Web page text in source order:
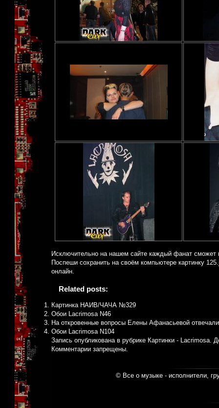
Исключительно на нашем сайте каждый фанат
Поспеши сохранить на своём компьютере картинку
онлайн.
Related posts:
Картинка НАИВ/ЧАЧА №329
Обои Lacrimosa N46
На откровенные вопросы Елены Афанасьевой
Обои Lacrimosa N104
Запись опубликована в рубрике Картинки - Lacrimosa.
Комментарии запрещены.
© Все о музыке - исполнители,